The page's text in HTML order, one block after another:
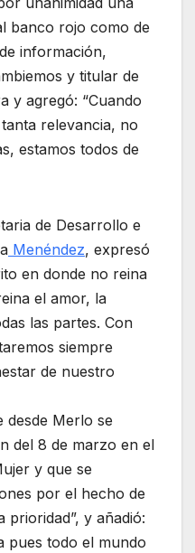
banco rojo como de
información,
y titular de
y agregó: “Cuando
relevancia, no
estamos todos de
de Desarrollo e
Menéndez, expresó
en donde no reina
el amor, la
las partes. Con
siempre
de nuestro
desde Merlo se
del 8 de marzo en el
y que se
por el hecho de
prioridad”, y añadió:
pues todo el mundo